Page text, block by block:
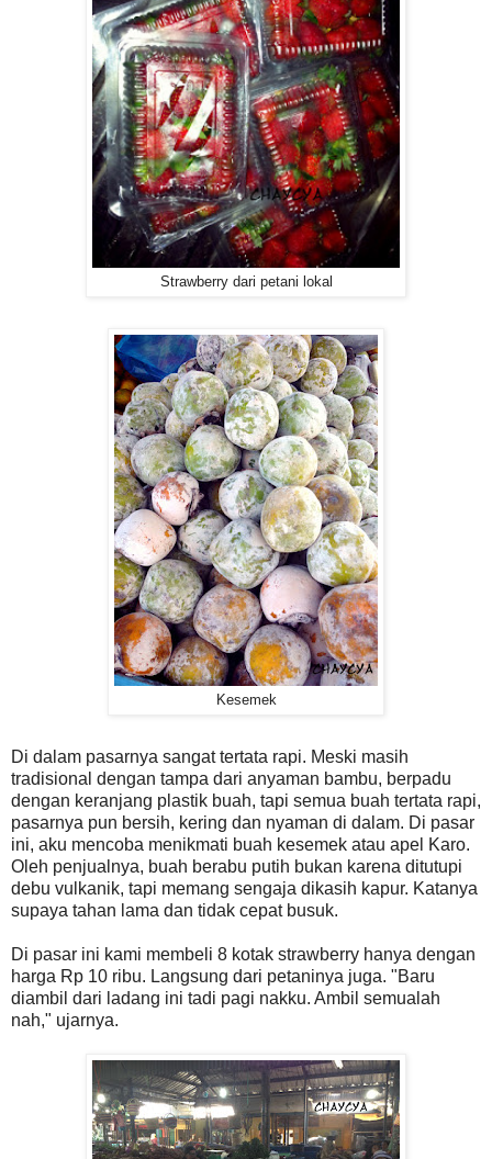
Strawberry dari petani lokal
Kesemek
Di dalam pasarnya sangat tertata rapi. Meski masih
tradisional dengan tampa dari anyaman bambu, berpadu
dengan keranjang plastik buah, tapi semua buah tertata rapi,
pasarnya pun bersih, kering dan nyaman di dalam. Di pasar
ini, aku mencoba menikmati buah kesemek atau apel Karo.
Oleh penjualnya, buah berabu putih bukan karena ditutupi
debu vulkanik, tapi memang sengaja dikasih kapur. Katanya
supaya tahan lama dan tidak cepat busuk.
Di pasar ini kami membeli 8 kotak strawberry hanya dengan
harga Rp 10 ribu. Langsung dari petaninya juga. "Baru
diambil dari ladang ini tadi pagi nakku. Ambil semualah
nah," ujarnya.